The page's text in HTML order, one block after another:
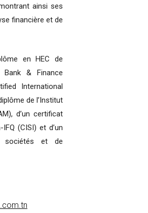
ainsi ses
financière et de
en HEC de
Bank & Finance
International
de l’Institut
d’un certificat
(CISI) et d’un
sociétés et de